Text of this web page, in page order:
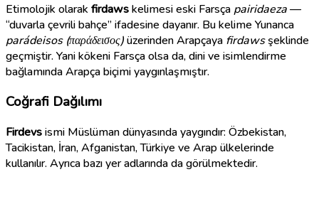
Etimolojik olarak firdawskelimesi eski Farsça pairidaeza—
“duvarla çevrili bahçe” ifadesine dayanır. Bu kelime Yunanca
parádeisos (παράδεισος)üzerinden Arapçaya firdawsşeklinde
geçmiştir. Yani kökeni Farsça olsa da, dini ve isimlendirme
bağlamında Arapça biçimi yaygınlaşmıştır.
Coğrafi Dağılımı
Firdevsismi Müslüman dünyasında yaygındır: Özbekistan,
Tacikistan, İran, Afganistan, Türkiye ve Arap ülkelerinde
kullanılır. Ayrıca bazı yer adlarında da görülmektedir.